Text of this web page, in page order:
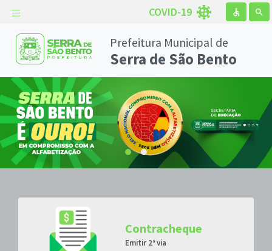
COVID-19 accessible search
Prefeitura Municipal de
Serra de São Bento
Contracheque
Emitir 2ª via